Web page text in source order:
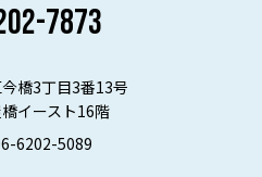
7873
橋3丁目3番13号
イースト16階
6202-5089